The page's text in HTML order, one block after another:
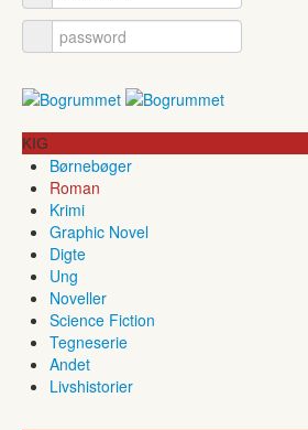
KIG
Børnebøger
Roman
Krimi
Graphic Novel
Digte
Ung
Noveller
Science Fiction
Tegneserie
Andet
Livshistorier